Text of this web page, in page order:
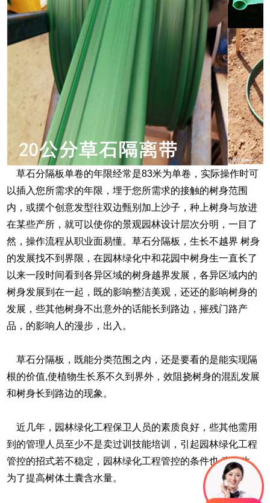
草石分隔板单卷的年限经常是83米为单卷，实际操作时可
以插入您所需求的年限，埋于您所需求的接触的树身范围
内，或摆个创意发型往双边甄别加上沙子，种上树身与放进
在某些产所，就可以使你的景观园林设计层次分明，一目了
然，操作流程从职业面易懂。草石分隔板，生长不越界 树身
的发展找不到界限，在园林绿化中和花园中树身生一直长了
以来一段时间看到各异区域的树身越界发展，各异区域内的
树身发展到在一起，既的影响整洁美观，还还的影响树身的
发展，些其他树身不出意外的话能长到路边，摧残门路产
品，的影响人的漫步，出入。
草石分隔板，既能分类范围之内，还是要看的是能实现隔
根的价值,使植物生长系不久到界外，效阻挠树身的混乱发展
和树身长到路边的现象。
近几年，园林绿化工程保卫人员的素质良好，些其他需用
到的管理人员至少不是卖过训技能培训，引起园林绿化工程
管控的招式若不稳定，园林绿化工程管控的条件也-直产生。
为了提高树体土囊含水量。